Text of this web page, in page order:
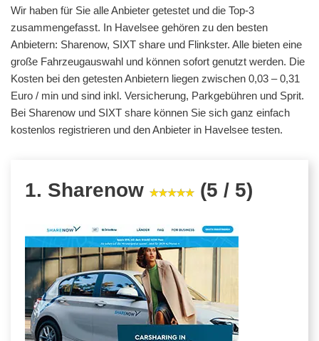
Wir haben für Sie alle Anbieter getestet und die Top-3
zusammengefasst. In Havelsee gehören zu den besten
Anbietern: Sharenow, SIXT share und Flinkster. Alle bieten eine
große Fahrzeugauswahl und können sofort genutzt werden. Die
Kosten bei den getesten Anbietern liegen zwischen 0,03 – 0,31
Euro / min und sind inkl. Versicherung, Parkgebühren und Sprit.
Bei Sharenow und SIXT share können Sie sich ganz einfach
kostenlos registrieren und den Anbieter in Havelsee testen.
1. Sharenow (5 / 5)